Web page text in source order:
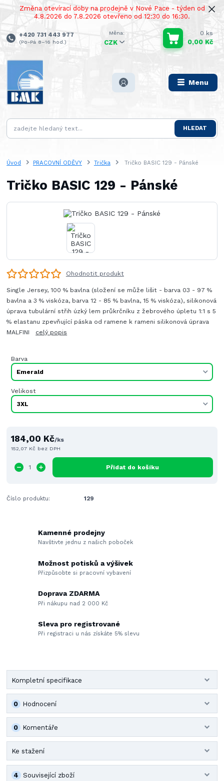
Změna otevírací doby na prodejně v Nové Pace - týden od
4.8.2026 do 7.8.2026 otevřeno od 12:30 do 16:30.
Menu
CZK
HLEDAT
+420 731 443 977
(Po-Pá 8–16 hod.)
0 ks
0,00 Kč
Úvod PRACOVNÍ ODĚVY Trička Tričko BASIC 129 - Pánské
Tričko BASIC 129 - Pánské
Ohodnotit produkt
Single Jersey, 100 % bavlna (složení se může lišit - barva 03 - 97 %
bavlna a 3 % viskóza, barva 12 - 85 % bavlna, 15 % viskóza), silikonová
úprava tubulární střih úzký lem průkrčníku z žebrového úpletu 1:1 s 5
% elastanu zpevňující páska od ramene k rameni silikonová úprava
MALFINI celý popis
Barva
Velikost
184,00 Kč/ks
152,07 Kč bez DPH
Přidat do košíku
Číslo produktu: 129
Kamenné prodejny
Navštivte jednu z našich poboček
Možnost potisků a výšivek
Přizpůsobte si pracovní vybavení
Doprava ZDARMA
Při nákupu nad 2 000 Kč
Sleva pro registrované
Při registraci u nás získáte 5% slevu
Kompletní specifikace
Hodnocení
0
Komentáře
0
Ke stažení
Související zboží
4